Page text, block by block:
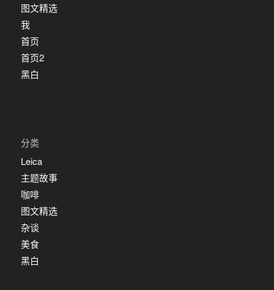
图文精选
我
首页
首页2
黑白
分类
Leica
主题故事
咖啡
图文精选
杂谈
美食
黑白